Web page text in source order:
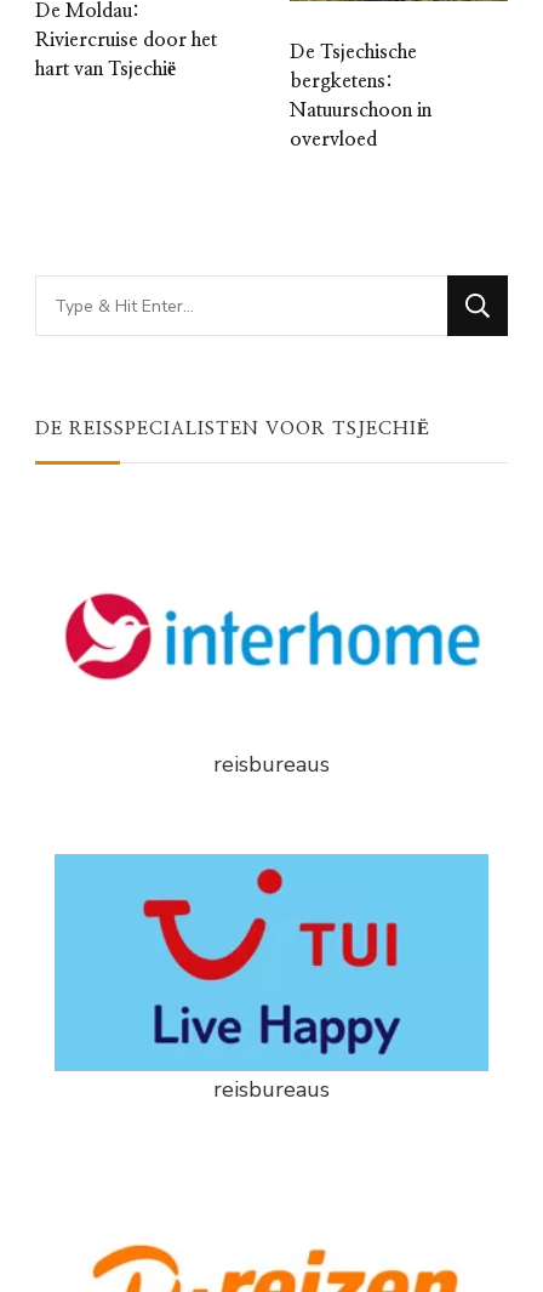
De Moldau:
Riviercruise door het
hart van Tsjechië
De Tsjechische
bergketens:
Natuurschoon in
overvloed
Looking
for
DE REISSPECIALISTEN VOOR TSJECHIË
reisbureaus
reisbureaus